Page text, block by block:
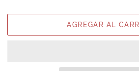
AGREGAR AL